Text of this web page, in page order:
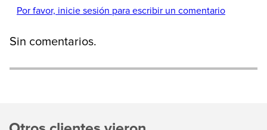
Por favor, inicie sesión para escribir un comentario
Sin comentarios.